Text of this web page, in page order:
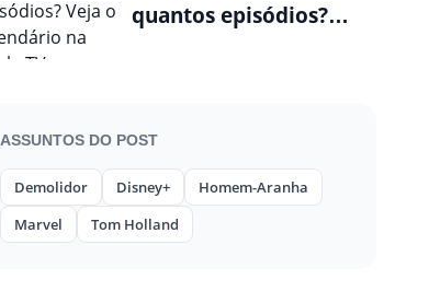
quantos episódios?
ASSUNTOS DO POST
Demolidor Disney+
Homem-Aranha
Marvel
Tom Holland